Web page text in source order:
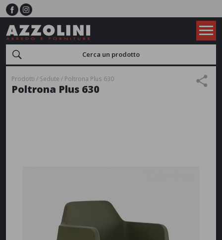
Prodotti Sedute Poltrona Plus 630
Poltrona Plus 630